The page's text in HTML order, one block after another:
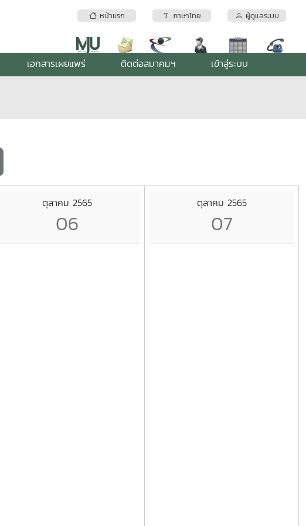
หน้าแรก ภาษาไทย ผู้ดูแลระบบ
เอกสารเผยแพร่ ติดต่อสมาคมฯ เข้าสู่ระบบ
ตุลาคม 2565
06
ตุลาคม 2565
07